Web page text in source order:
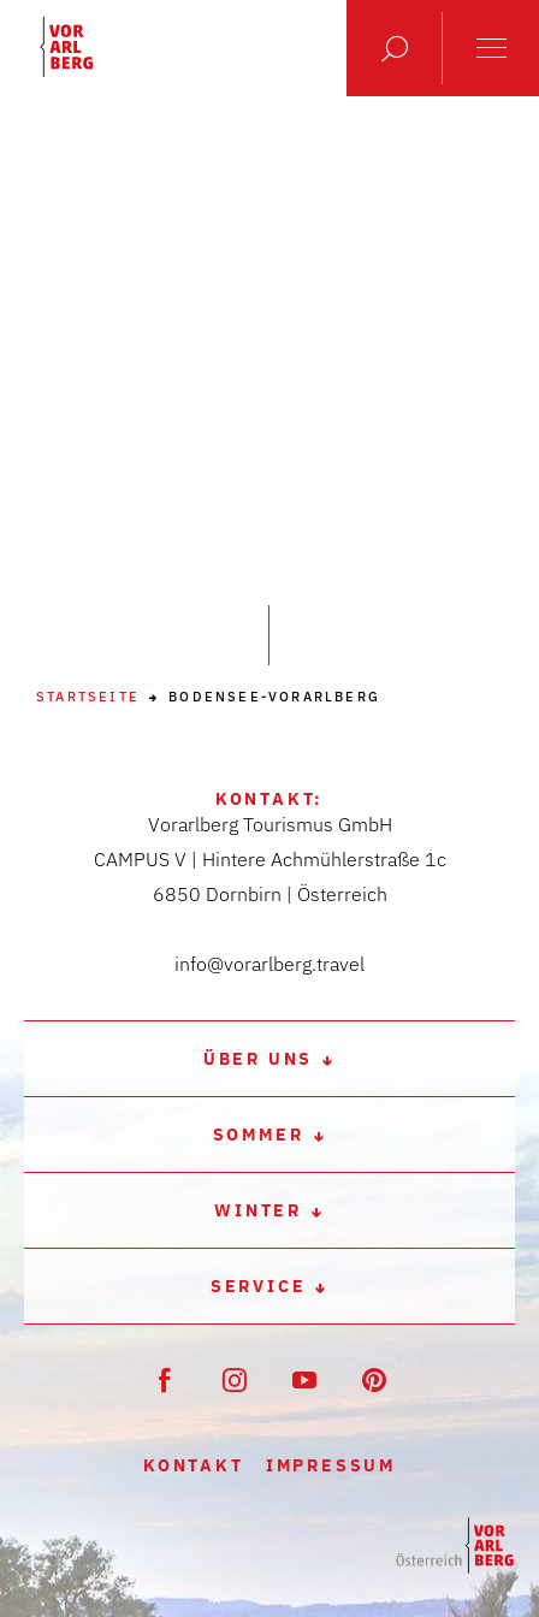
STARTSEITE BODENSEE-VORARLBERG
KONTAKT:
Vorarlberg Tourismus GmbH
CAMPUS V | Hintere Achmühlerstraße 1c
6850 Dornbirn | Österreich
info@vorarlberg.travel
ÜBER UNS
SOMMER
WINTER
SERVICE
KONTAKT IMPRESSUM